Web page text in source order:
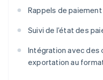
Rappels de
Suivi de l’état des
Intégration avec des
exportation au